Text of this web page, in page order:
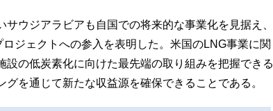
ウジアラビアも自国での将来的な事業化を見据え、
ジェクトへの参入を表明した。米国のLNG事業に関
設の低炭素化に向けた最先端の取り組みを把握できる
を通じて新たな収益源を確保できることである。